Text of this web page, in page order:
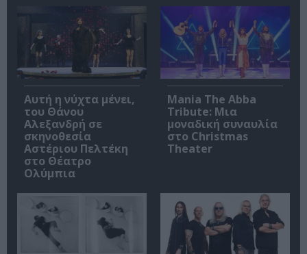
Αυτή η νύχτα μένει,
του Θάνου
Αλεξανδρή σε
σκηνοθεσία
Αστέριου Πελτέκη
στο Θέατρο
Ολύμπια
Mania The Abba
Tribute: Μια
μοναδική συναυλία
στο Christmas
Theater